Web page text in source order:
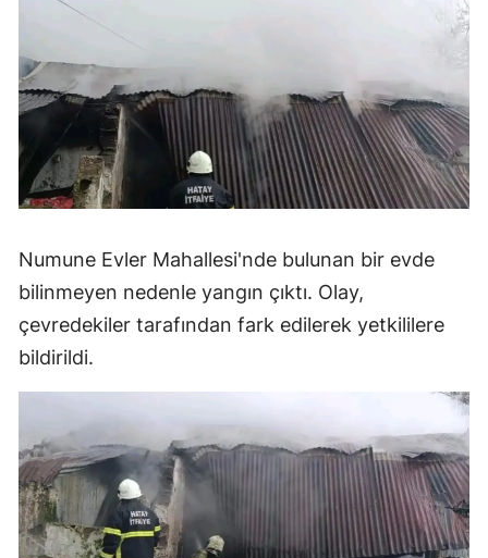
Numune Evler Mahallesi'nde bulunan bir evde
bilinmeyen nedenle yangın çıktı. Olay,
çevredekiler tarafından fark edilerek yetkililere
bildirildi.